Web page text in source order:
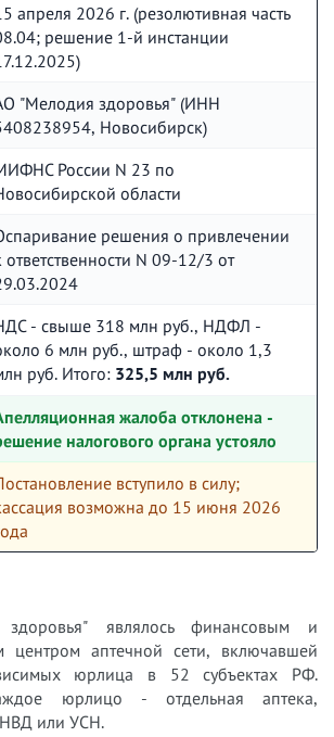
апреля 2026 г. (резолютивная часть
решение 1-й инстанции
"Мелодия здоровья" (ИНН
Новосибирск)
России N 23 по
области
решения о привлечении
ответственности N 09-12/3 от
- свыше 318 млн руб., НДФЛ -
6 млн руб., штраф - около 1,3
руб. Итого: 325,5 млн руб.
жалоба отклонена -
налогового органа устояло
вступило в силу;
возможна до 15 июня 2026
являлось финансовым и
центром аптечной сети, включавшей
юрлица в 52 субъектах РФ.
юрлицо - отдельная аптека,
или УСН.